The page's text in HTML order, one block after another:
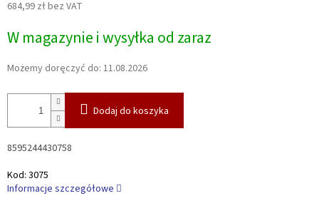
684,99 zł bez VAT
jednostkowa:
W magazynie i wysyłka od zaraz
Możemy doręczyć do: 11.08.2026
Dodaj do koszyka
8595244430758
Kod: 3075
Informacje szczegółowe